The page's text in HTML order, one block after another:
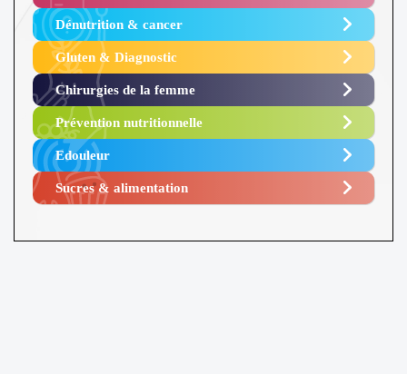
Dénutrition & cancer
Gluten & Diagnostic
Chirurgies de la femme
Prévention nutritionnelle
Edouleur​
Sucres & alimentation​